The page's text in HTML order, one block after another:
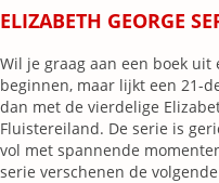
ELIZABETH GEORGE
Wil je graag aan een boek uit
beginnen, maar lijkt een 21-
dan met de vierdelige
Fluistereiland. De serie is
vol met spannende
serie verschenen de